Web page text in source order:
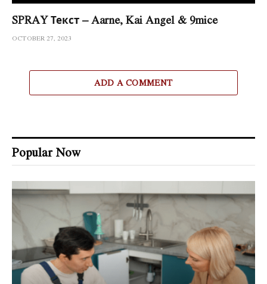
SPRAY Текст – Aarne, Kai Angel & 9mice
OCTOBER 27, 2023
ADD A COMMENT
Popular Now